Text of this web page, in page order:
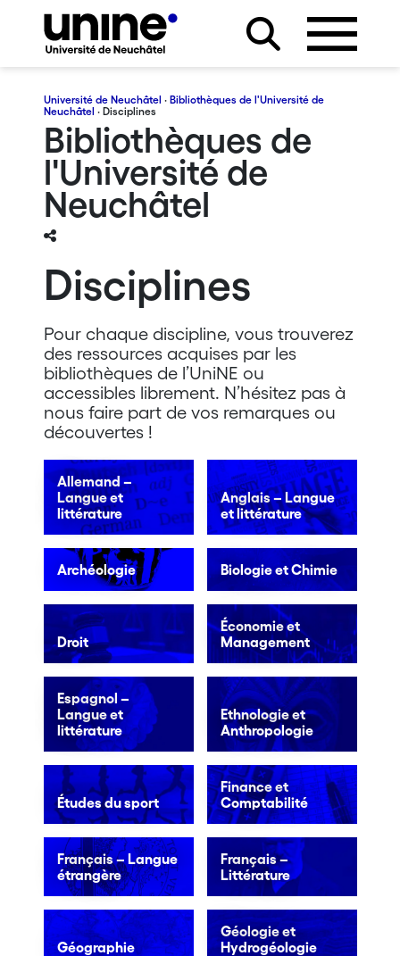
Université de Neuchâtel · Bibliothèques de l'Université de
Neuchâtel · Disciplines
Bibliothèques de
l'Université de
Neuchâtel
Disciplines
Pour chaque discipline, vous trouverez
des ressources acquises par les
bibliothèques de l’UniNE ou
accessibles librement. N’hésitez pas à
nous faire part de vos remarques ou
découvertes !
Allemand –
Langue et
littérature
Anglais – Langue
et littérature
Archéologie Biologie et Chimie
Droit
Économie et
Management
Espagnol –
Langue et
littérature
Ethnologie et
Anthropologie
Études du sport
Finance et
Comptabilité
Français – Langue
étrangère
Français –
Littérature
Géographie
Géologie et
Hydrogéologie